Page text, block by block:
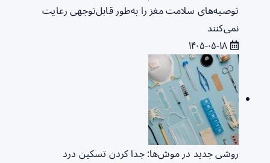
توصیه‌های سلامت مغز را به‌طور قابل‌توجهی رعایت
نمی‌کنند
روشی جدید در موش‌ها: جدا کردن تسکین درد